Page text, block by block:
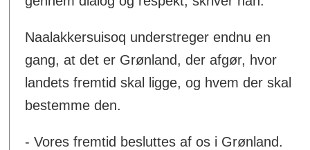
Naalakkersuisoq understreger endnu en
gang, at det er Grønland, der afgør, hvor
landets fremtid skal ligge, og hvem der skal
bestemme den.
- Vores fremtid besluttes af os i Grønland.